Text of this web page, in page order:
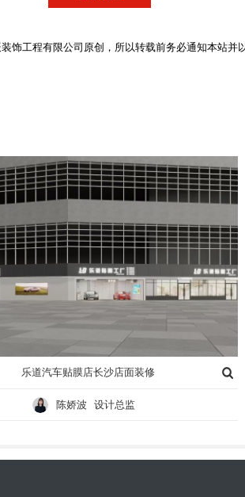
饰工程有限公司原创，所以转载前务必通知本站
乐道汽车贴膜店长沙店面装修
陈娇波 设计总监